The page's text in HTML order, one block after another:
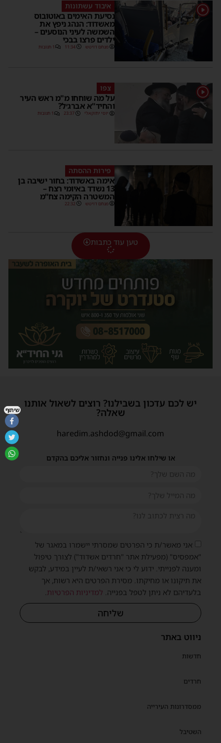
1 איבוד עשתונות
נסיעת האימים באוטובוס
מאשדוד: הנהג ניפץ את
השמשה לעיני הנוסעים –
ילדים פרצו בבכי
מנחם דויטש 11:34 1 תגובות
1 צפו
על מה שוחחו מ"מ ראש העיר
והחיד"א אברג׳ל?
יוסי יחזקאלי 23:37 1 תגובות
פירות ההסתה
אימה באשדוד: בחור ישיבה בן
13 נשדד באיומי רצח –
המשטרה הקימה צח”מ
מנחם דויטש 22:32
טען עוד כתבות
ניווט באתר
חדשות
חרדים
ממסדרונות העירייה
השטיבל
יש לכם עדכון בשבילנו? רוצים לשאול אותנו
שאלה?
haredim.ashdod@gmail.com
או שילחו אלינו פנייה ונחזור אליכם בהקדם
אני מאשר/ת כי הפרטים שמסרתי יישמרו במאגר של
"אמפסיס" (מפעילת אתר "חרדים אשדוד") לצורך טיפול
ומענה לפנייתי. ידוע לי כי אני רשאי/ת לעיין במידע, לבקש
את תיקונו או מחיקתו. מסירת הפרטים היא רשות, אך
בלעדיהם לא ניתן לטפל בפנייה. למדיניות הפרטיות.
שליחה
שיתוף